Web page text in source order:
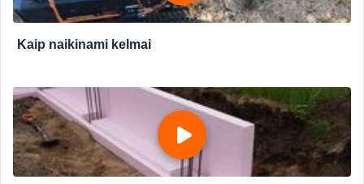
Kaip naikinami kelmai